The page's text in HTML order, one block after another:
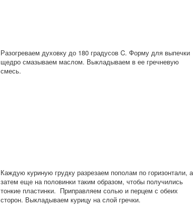
Разогреваем духовку до 180 градусов C. Форму для выпечки
щедро смазываем маслом. Выкладываем в ее гречневую
смесь.
Каждую куриную грудку разрезаем пополам по горизонтали, а
затем еще на половинки таким образом, чтобы получились
тонкие пластинки. Приправляем солью и перцем с обеих
сторон. Выкладываем курицу на слой гречки.